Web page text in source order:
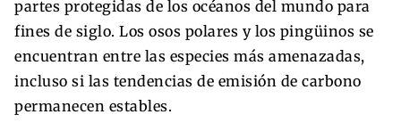
partes protegidas de los océanos del mundo para
fines de siglo. Los osos polares y los pingüinos se
encuentran entre las especies más amenazadas,
incluso si las tendencias de emisión de carbono
permanecen estables.